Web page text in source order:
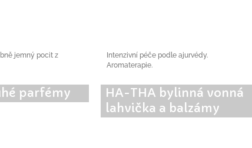
jemný pocit z
Intenzivní péče podle ajurvédy.
Aromaterapie.
parfémy
HA-THA bylinná vonná
lahvička a balzámy